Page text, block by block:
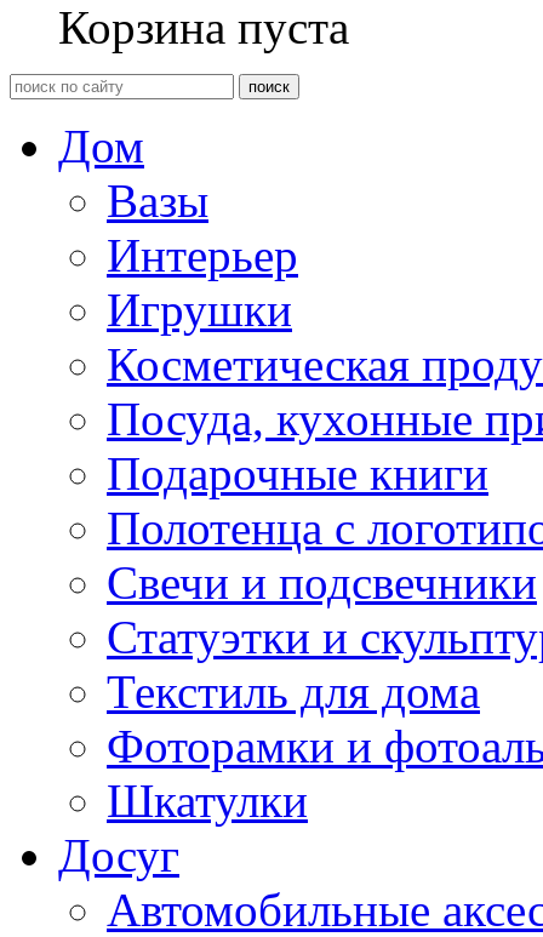
Корзина пуста
Дом
Вазы
Интерьер
Игрушки
Косметическая
Посуда, кухонные
Подарочные книги
Полотенца с
Свечи и подсвечники
Статуэтки и
Текстиль для дома
Фоторамки и
Шкатулки
Досуг
Автомобильные